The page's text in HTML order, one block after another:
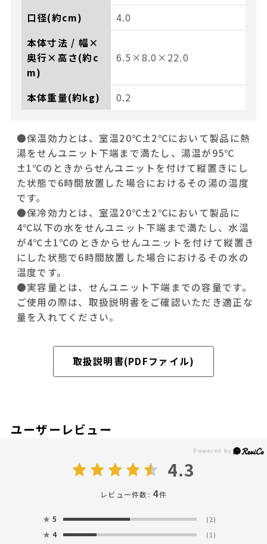
口径(約cm)
4.0
本体寸法 / 幅×
奥行×高さ(約c
m)
6.5×8.0×22.0
本体重量(約kg) 0.2
●保温効力とは、室温20℃±2℃において製品に熱
湯をせんユニット下端まで満たし、湯温が95℃
±1℃のときからせんユニットを付けて縦置きにし
た状態で6時間放置した場合におけるその湯の温度
です。
●保冷効力とは、室温20℃±2℃において製品に
4℃以下の水をせんユニット下端まで満たし、水温
が4℃±1℃のときからせんユニットを付けて縦置き
にした状態で6時間放置した場合におけるその水の
温度です。
●実容量とは、せんユニット下端までの容量です。
ご使用の際は、取扱説明書をご確認いただき適正な
量を入れてください。
取扱説明書(PDFファイル)
ユーザーレビュー
4.3
レビュー件数: 4件
★ 5 (2)
★ 4 (1)